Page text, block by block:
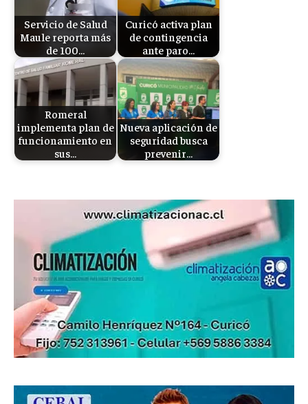
Servicio de Salud
Maule reporta más
de 100…
Curicó activa plan
de contingencia
ante paro…
Romeral
implementa plan de
funcionamiento en
sus…
Nueva aplicación de
seguridad busca
prevenir…